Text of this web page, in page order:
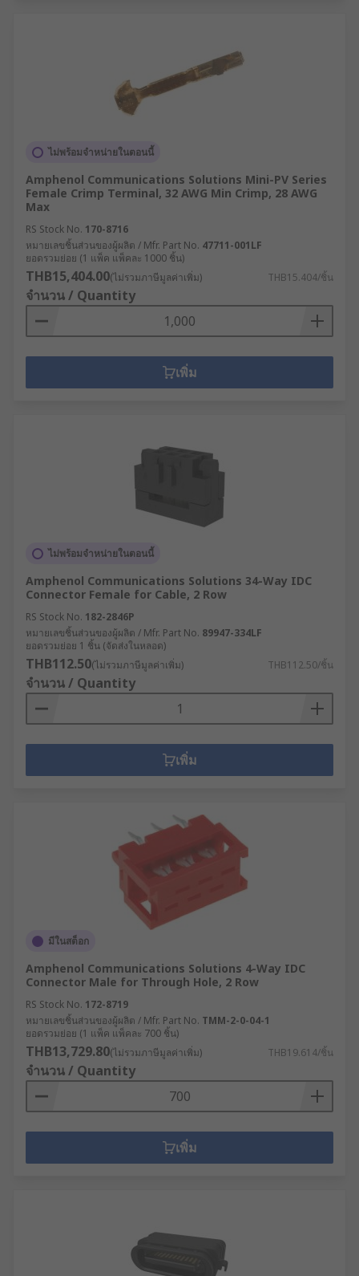
ไม่พร้อมจำหน่ายในตอนนี้
Amphenol Communications Solutions Mini-PV Series
Female Crimp Terminal, 32 AWG Min Crimp, 28 AWG
Max
RS Stock No. 170-8716
หมายเลขชิ้นส่วนของผู้ผลิต / Mfr. Part No. 47711-001LF
ยอดรวมย่อย (1 แพ็ค แพ็คละ 1000 ชิ้น)
THB15,404.00(ไม่รวมภาษีมูลค่าเพิ่ม) THB15.404/ชิ้น
จำนวน / Quantity
เพิ่ม
ไม่พร้อมจำหน่ายในตอนนี้
Amphenol Communications Solutions 34-Way IDC
Connector Female for Cable, 2 Row
RS Stock No. 182-2846P
หมายเลขชิ้นส่วนของผู้ผลิต / Mfr. Part No. 89947-334LF
ยอดรวมย่อย 1 ชิ้น (จัดส่งในหลอด)
THB112.50(ไม่รวมภาษีมูลค่าเพิ่ม) THB112.50/ชิ้น
จำนวน / Quantity
เพิ่ม
มีในสต็อก
Amphenol Communications Solutions 4-Way IDC
Connector Male for Through Hole, 2 Row
RS Stock No. 172-8719
หมายเลขชิ้นส่วนของผู้ผลิต / Mfr. Part No. TMM-2-0-04-1
ยอดรวมย่อย (1 แพ็ค แพ็คละ 700 ชิ้น)
THB13,729.80(ไม่รวมภาษีมูลค่าเพิ่ม) THB19.614/ชิ้น
จำนวน / Quantity
เพิ่ม